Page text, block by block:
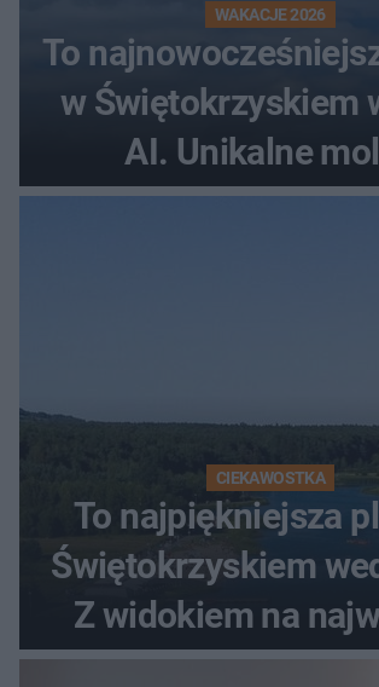
WAKACJE 2026
To
w Świętokrzyskiem
AI. Unikalne
promenada
CIEKAWOSTKA
To najpiękniejsza
Świętokrzyskiem
Z widokiem na
szczyt Gór